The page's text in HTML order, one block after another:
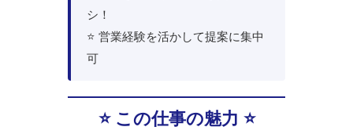
シ！
⭐ 営業経験を活かして提案に集中
可
⭐ この仕事の魅力 ⭐